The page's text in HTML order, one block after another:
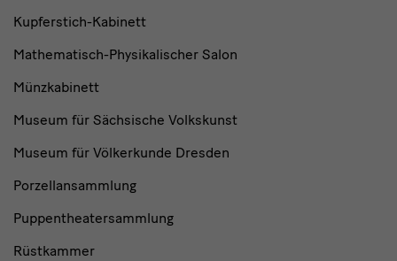
Kupferstich-Kabinett
Mathematisch-Physikalischer Salon
Münzkabinett
Museum für Sächsische Volkskunst
Museum für Völkerkunde Dresden
Porzellansammlung
Puppentheatersammlung
Rüstkammer